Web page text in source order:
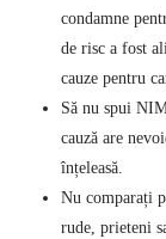
condamne
de risc a fost
cauze pentru
Să nu spui
cauză are
înțeleasă.
Nu comparați
rude, prieteni